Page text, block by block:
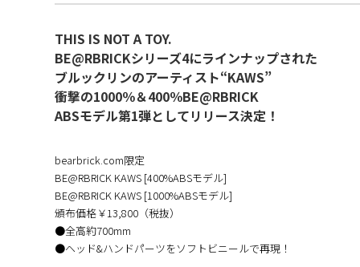
THIS IS NOT A TOY.
BE@RBRICKシリーズ4にラインナップされた
ブルックリンのアーティスト“KAWS”
衝撃の1000％＆400％BE@RBRICK
ABSモデル第1弾としてリリース決定！
bearbrick.com限定
BE@RBRICK KAWS [400%ABSモデル]
BE@RBRICK KAWS [1000%ABSモデル]
頒布価格￥13,800（税抜）
●全高約700mm
●ヘッド&ハンドパーツをソフトビニールで再現！